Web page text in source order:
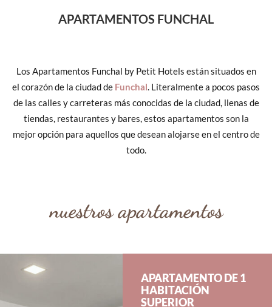
APARTAMENTOS FUNCHAL
Los Apartamentos Funchal by Petit Hotels están situados en
el corazón de la ciudad de Funchal. Literalmente a pocos pasos
de las calles y carreteras más conocidas de la ciudad, llenas de
tiendas, restaurantes y bares, estos apartamentos son la
mejor opción para aquellos que desean alojarse en el centro de
todo.
nuestros apartamentos
APARTAMENTO DE 1
HABITACIÓN
SUPERIOR